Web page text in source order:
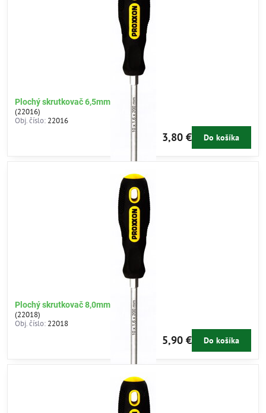
Plochý skrutkovač 6,5mm
(22016)
Obj. číslo: 22016
3,80 € Do košíka
Plochý skrutkovač 8,0mm
(22018)
Obj. číslo: 22018
5,90 € Do košíka